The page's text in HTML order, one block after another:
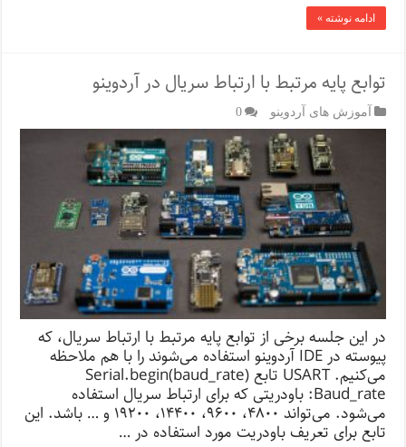
ادامه نوشته »
توابع پایه مرتبط با ارتباط سریال در آردوینو
آموزش های آردوینو 0
در این جلسه برخی از توابع پایه مرتبط با ارتباط سریال، که
پیوسته در IDE آردوینو استفاده می‌شوند را با هم ملاحظه
می‌کنیم. USART تابع (Serial.begin(baud_rate
Baud_rate: باودریتی که برای ارتباط سریال استفاده
می‌شود. می‌تواند ۴۸۰۰، ۹۶۰۰، ۱۴۴۰۰، ۱۹۲۰۰ و … باشد. این
تابع برای تعریف باودریت مورد استفاده در …